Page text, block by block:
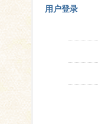
用户登录